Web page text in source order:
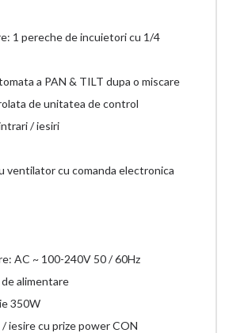
1 pereche de incuietori cu 1/4
a PAN & TILT dupa o miscare
de unitatea de control
/ iesiri
ventilator cu comanda electronica
AC ~ 100-240V 50 / 60Hz
alimentare
350W
iesire cu prize power CON